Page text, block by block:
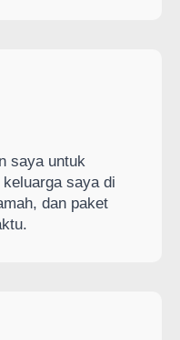
saya untuk
saya di
dan paket